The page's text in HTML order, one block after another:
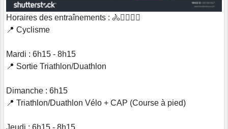
Horaires des entraînements : 🚴🏊‍♂️🏃‍♂️
📍 Cyclisme
Mardi : 6h15 - 8h15
📍 Sortie Triathlon/Duathlon
Dimanche : 6h15
📍 Triathlon/Duathlon Vélo + CAP (Course à pied)